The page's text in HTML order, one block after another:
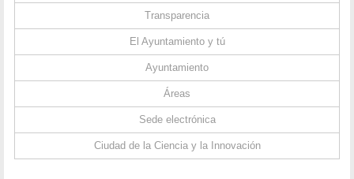
Transparencia
El Ayuntamiento y tú
Ayuntamiento
Áreas
Sede electrónica
Ciudad de la Ciencia y la Innovación